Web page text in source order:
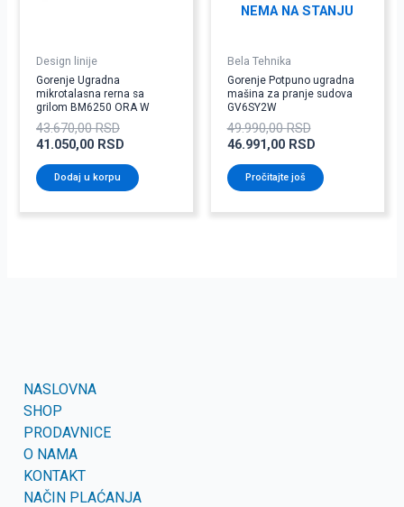
Design linije
Gorenje Ugradna
mikrotalasna rerna sa
grilom BM6250 ORA W
43.670,00RSD
41.050,00 RSD
Dodaj u korpu
NEMA NA STANJU
Bela Tehnika
Gorenje Potpuno ugradna
mašina za pranje sudova
GV6SY2W
49.990,00RSD
46.991,00 RSD
Pročitajte još
NASLOVNA
SHOP
PRODAVNICE
O NAMA
KONTAKT
NAČIN PLAĆANJA